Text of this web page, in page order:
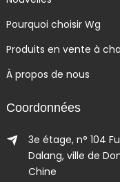
Pourquoi choisir Wg
Produits en vente à
À propos de nous
Coordonnées
3e étage, n° 104
Dalang, ville de
Chine